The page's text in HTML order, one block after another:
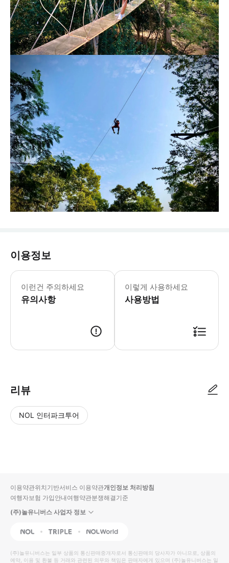
이용정보
이런건 주의하세요
유의사항
이렇게 사용하세요
사용방법
리뷰
NOL 인터파크투어
입니
다.
높
은
동
영
순
상
이용약관위치기반서비스 이용약관개인정보 처리방침
여행자보험 가입안내여행약관분쟁해결기준
(주)놀유니버스 사업자 정보
NOL Triple Interpark Global
(주)놀유니버스는 일부 상품의 통신판매중개자로서 통신판매의 당사자가 아니므로, 상품의
예약, 이용 및 환불 등 거래와 관련된 의무와 책임은 판매자에게 있으며 (주)놀유니버스는 일